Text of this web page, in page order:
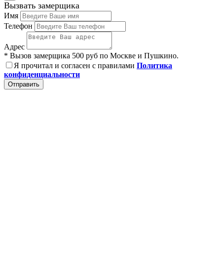
Вызвать замерщика
Имя
Телефон
Адрес
* Вызов замерщика 500 руб по Москве и Пушкино.
Я прочитал и согласен с правилами Политика
конфиденциальности
Отправить